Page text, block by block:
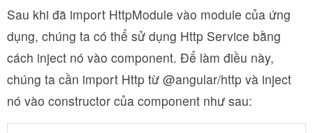
Sau khi đã import HttpModule vào module của ứng
dụng, chúng ta có thể sử dụng Http Service bằng
cách inject nó vào component. Để làm điều này,
chúng ta cần import Http từ @angular/http và inject
nó vào constructor của component như sau: